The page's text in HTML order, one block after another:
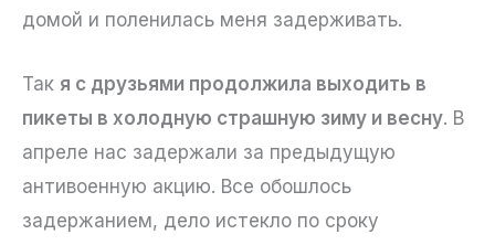
домой и поленилась меня задерживать.
Так я с друзьями продолжила выходить в
пикеты в холодную страшную зиму и весну. В
апреле нас задержали за предыдущую
антивоенную акцию. Все обошлось
задержанием, дело истекло по сроку